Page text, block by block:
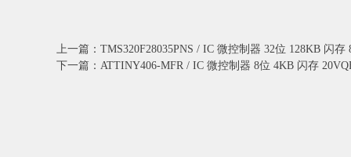
上一篇：TMS320F28035PNS / IC 微控制器 32位 128KB 闪存
下一篇：ATTINY406-MFR / IC 微控制器 8位 4KB 闪存